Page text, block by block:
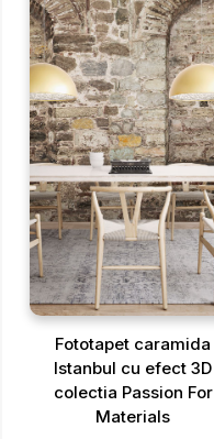
Fototapet caramida
Istanbul cu efect 3D
colectia Passion For
Materials